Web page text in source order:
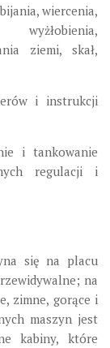
wiercenia,
ziemi, skał,
i instrukcji
i tankowanie
regulacji i
się na placu
na
zimne, gorące i
maszyn jest
kabiny, które